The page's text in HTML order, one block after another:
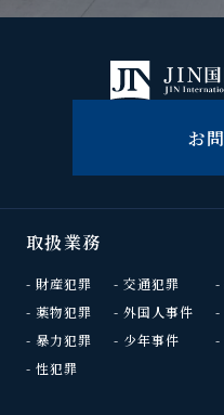
お
取扱業務
財産犯罪
薬物犯罪
暴力犯罪
性犯罪
交通犯罪
外国人事件
少年事件